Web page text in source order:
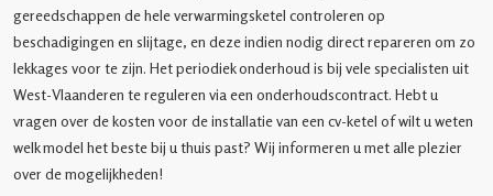
gereedschappen de hele verwarmingsketel controleren op
beschadigingen en slijtage, en deze indien nodig direct repareren om zo
lekkages voor te zijn. Het periodiek onderhoud is bij vele specialisten uit
West-Vlaanderen te reguleren via een onderhoudscontract. Hebt u
vragen over de kosten voor de installatie van een cv-ketel of wilt u weten
welk model het beste bij u thuis past? Wij informeren u met alle plezier
over de mogelijkheden!